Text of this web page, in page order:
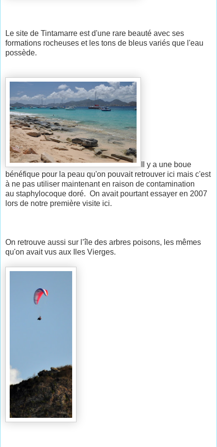
Le site de Tintamarre est d'une rare beauté avec ses
formations rocheuses et les tons de bleus variés que l'eau
possède.
Il y a une boue
bénéfique pour la peau qu'on pouvait retrouver ici mais c'est
à ne pas utiliser maintenant en raison de contamination
au staphylocoque doré. On avait pourtant essayer en 2007
lors de notre première visite ici.
On retrouve aussi sur l’île des arbres poisons, les mêmes
qu'on avait vus aux Iles Vierges.